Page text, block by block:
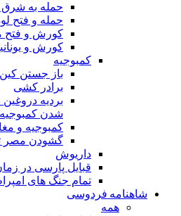
حمله به
حمله و فتح
کورش و فتح
کورش و
کمبوجیه
باز جستن کین
برادر کشی
بردیه
شدن کمبوجیه
کمبوجیه و
گشودن مصر
داریوش
قبایل پارسی در
تمام جنگ های
شاهنامه فردوسی
همه